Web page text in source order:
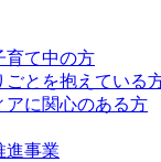
育て中の方
ごとを抱えている
アに関心のある方
進事業